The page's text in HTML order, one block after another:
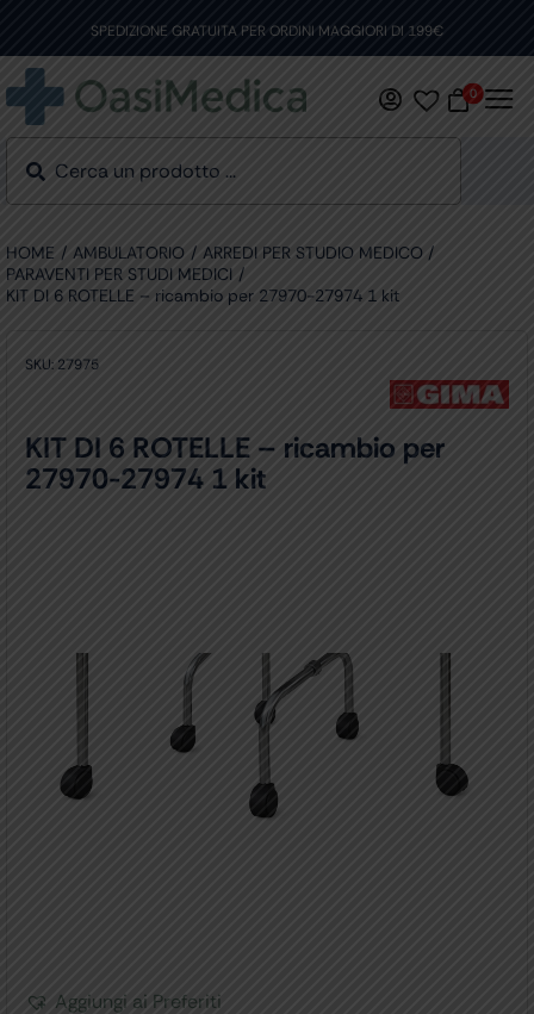
content
SPEDIZIONE GRATUITA PER ORDINI MAGGIORI DI 199€
0
HOME AMBULATORIO
ARREDI PER STUDIO MEDICO
PARAVENTI PER STUDI MEDICI
KIT DI 6 ROTELLE – ricambio per 27970-27974 1 kit
SKU: 27975
KIT DI 6 ROTELLE – ricambio per
27970-27974 1 kit
Aggiungi ai Preferiti